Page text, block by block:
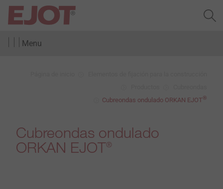
Menu
Cubreondas ondulado ORKAN EJOT®
Cubreondas ondulado
ORKAN EJOT®